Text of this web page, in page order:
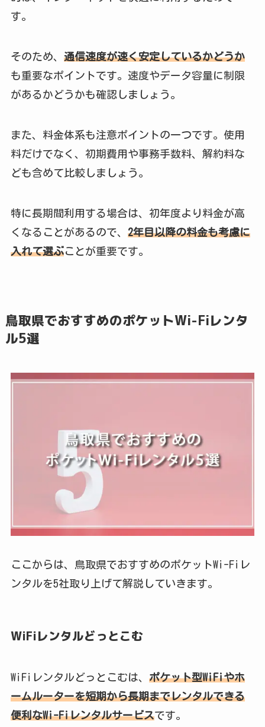
す。
そのため、 通信速度が速く安定しているかどうか
も重要なポイントです。速度やデータ容量に制限
があるかどうかも確認しましょう。
また、料金体系も注意ポイントの一つです。使用
料だけでなく、初期費用や事務手数料、解約料な
ども含めて比較しましょう。
特に長期間利用する場合は、初年度より料金が高
くなることがあるので、 2年目以降の料金も考慮に
入れて選ぶことが重要です。
鳥取県でおすすめのポケットWi-Fiレンタ
ル5選
ここからは、鳥取県でおすすめのポケットWi-Fiレ
ンタルを5社取り上げて解説していきます。
WiFiレンタルどっとこむ
WiFiレンタルどっとこむは、 ポケット型WiFiやホ
ームルーターを短期から長期までレンタルできる
便利なWi-Fiレンタルサービスです。